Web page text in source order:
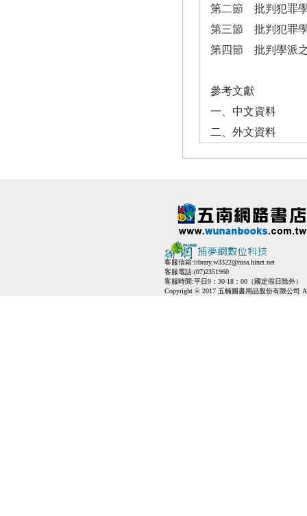
第二節 批判犯罪
第三節 批判犯罪
第四節 批判學派
參考文獻
一、中文資料
二、外文資料
客服信箱:library.w3322@msa.hinet.net
客服電話:(07)2351960
客服時間:平日9：30-18：00（國定假日除外）
Copyright © 2017 五楠圖書用品股份有限公司